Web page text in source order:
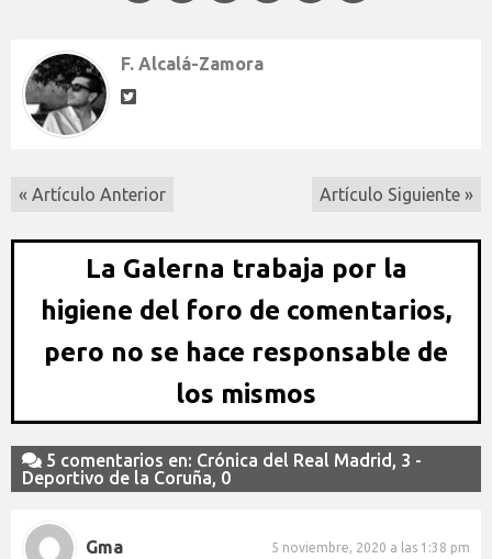
F. Alcalá-Zamora
« Artículo Anterior Artículo Siguiente »
La Galerna trabaja por la
higiene del foro de comentarios,
pero no se hace responsable de
los mismos
5 comentarios en: Crónica del Real Madrid, 3 -
Deportivo de la Coruña, 0
Gma 5 noviembre, 2020 a las 1:38 pm